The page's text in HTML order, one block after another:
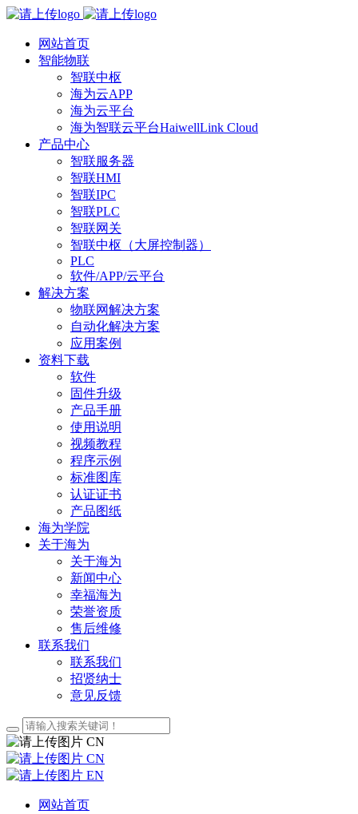
网站首页
智能物联
智联中枢
海为云APP
海为云平台
海为智联云平台HaiwellLink Cloud
产品中心
智联服务器
智联HMI
智联IPC
智联PLC
智联网关
智联中枢（大屏控制器）
PLC
软件/APP/云平台
解决方案
物联网解决方案
自动化解决方案
应用案例
资料下载
软件
固件升级
产品手册
使用说明
视频教程
程序示例
标准图库
认证证书
产品图纸
海为学院
关于海为
关于海为
新闻中心
幸福海为
荣誉资质
售后维修
联系我们
联系我们
招贤纳士
意见反馈
CN
CN
EN
网站首页